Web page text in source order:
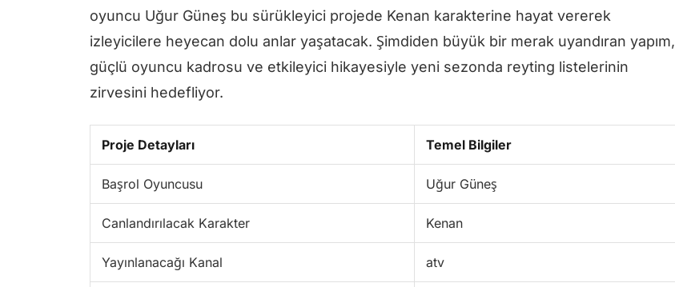
oyuncu Uğur Güneş bu sürükleyici projede Kenan karakterine hayat vererek
izleyicilere heyecan dolu anlar yaşatacak. Şimdiden büyük bir merak uyandıran yapım,
güçlü oyuncu kadrosu ve etkileyici hikayesiyle yeni sezonda reyting listelerinin
zirvesini hedefliyor.
Proje Detayları Temel Bilgiler
Başrol Oyuncusu Uğur Güneş
Canlandırılacak Karakter Kenan
Yayınlanacağı Kanal atv